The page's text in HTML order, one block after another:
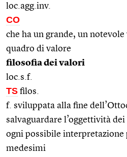
loc.agg.inv.
CO
che ha un grande, un
quadro di valore
filosofia dei valori
loc.s.f.
TS filos.
f. sviluppata alla fine
salvaguardare l’oggettività
ogni possibile interpretazione
medesimi